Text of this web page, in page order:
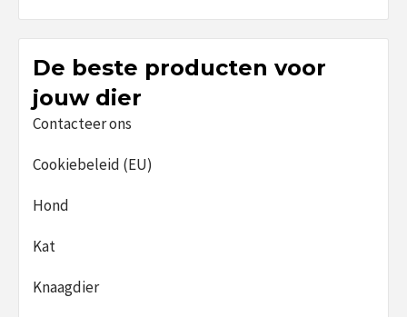
De beste producten voor
jouw dier
Contacteer ons
Cookiebeleid (EU)
Hond
Kat
Knaagdier